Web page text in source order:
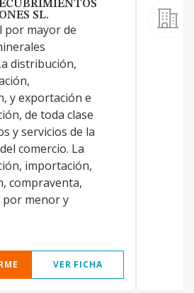
SL.
por mayor de
distribución,
y exportación e
de toda clase
y servicios de la
comercio. La
importación,
compraventa,
por menor y
VER FICHA